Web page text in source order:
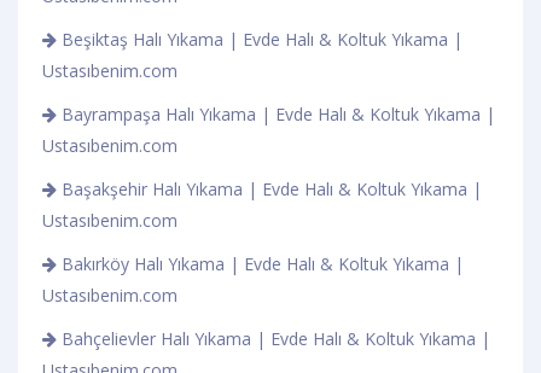
Beşiktaş Halı Yıkama | Evde Halı & Koltuk Yıkama |
Ustasıbenim.com
Bayrampaşa Halı Yıkama | Evde Halı & Koltuk Yıkama |
Ustasıbenim.com
Başakşehir Halı Yıkama | Evde Halı & Koltuk Yıkama |
Ustasıbenim.com
Bakırköy Halı Yıkama | Evde Halı & Koltuk Yıkama |
Ustasıbenim.com
Bahçelievler Halı Yıkama | Evde Halı & Koltuk Yıkama |